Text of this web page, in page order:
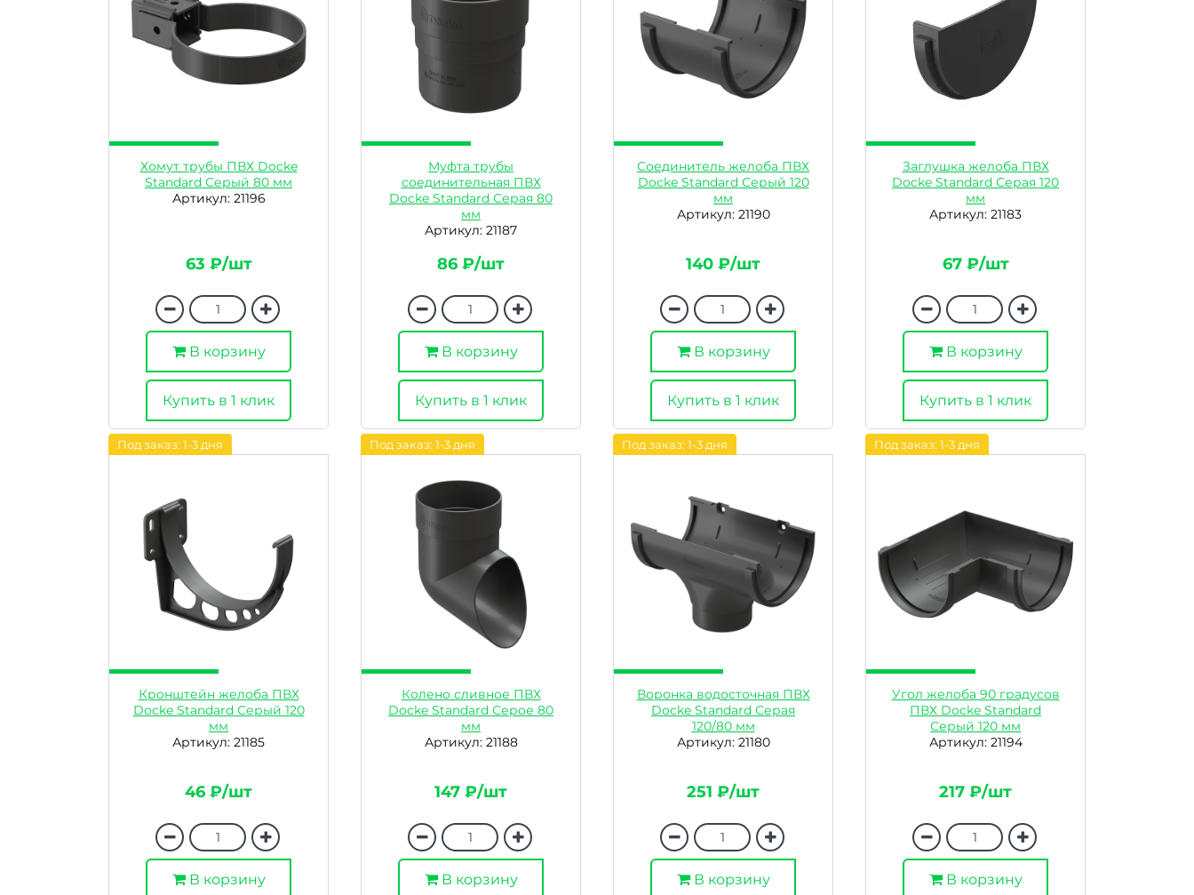
Хомут трубы ПВХ Docke
Standard Серый 80 мм
Артикул: 21196
63 ₽/шт
В корзину
Купить в 1 клик
Муфта трубы
соединительная ПВХ
Docke Standard Серая 80
мм
Артикул: 21187
86 ₽/шт
В корзину
Купить в 1 клик
Соединитель желоба ПВХ
Docke Standard Серый 120
мм
Артикул: 21190
140 ₽/шт
В корзину
Купить в 1 клик
Заглушка желоба ПВХ
Docke Standard Серая 120
мм
Артикул: 21183
67 ₽/шт
В корзину
Купить в 1 клик
Под заказ: 1-3 дня
Кронштейн желоба ПВХ
Docke Standard Серый 120
мм
Артикул: 21185
46 ₽/шт
В корзину
Под заказ: 1-3 дня
Колено сливное ПВХ
Docke Standard Серое 80
мм
Артикул: 21188
147 ₽/шт
В корзину
Под заказ: 1-3 дня
Воронка водосточная ПВХ
Docke Standard Серая
120/80 мм
Артикул: 21180
251 ₽/шт
В корзину
Под заказ: 1-3 дня
Угол желоба 90 градусов
ПВХ Docke Standard
Серый 120 мм
Артикул: 21194
217 ₽/шт
В корзину